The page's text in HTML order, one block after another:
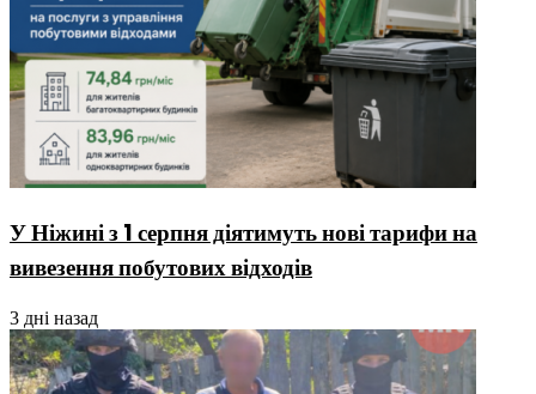
У Ніжині з 1 серпня діятимуть нові тарифи на
вивезення побутових відходів
3 дні назад